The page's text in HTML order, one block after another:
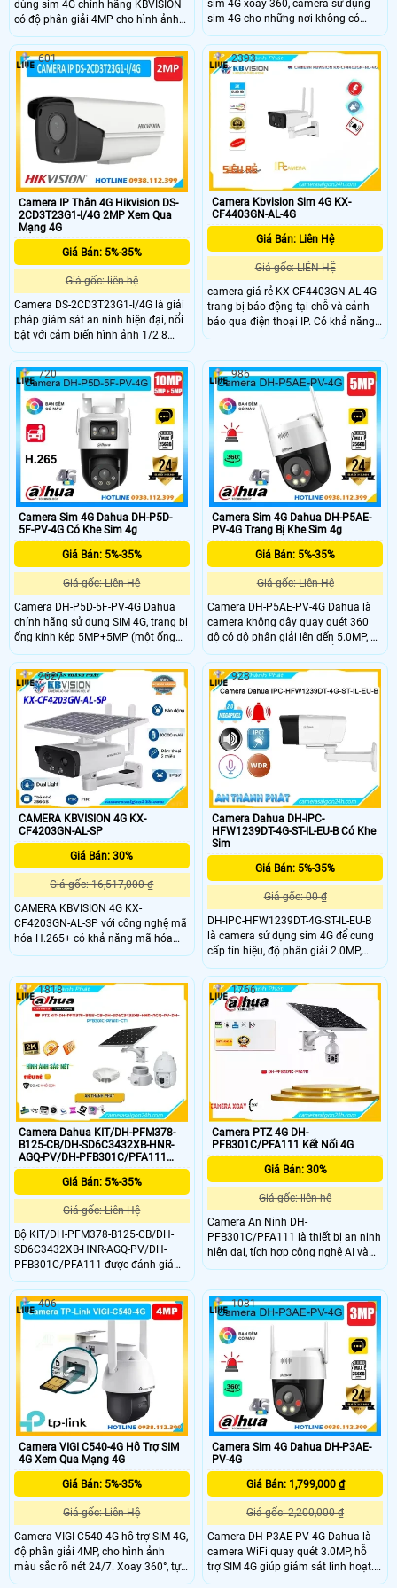
dùng sim 4G chính hãng KBVISION
có độ phân giải 4MP cho hình ảnh
sắc nét, tích hợp mic và loa hỗ trợ
đàm thoại hai chiều. Camera trang
bị hồng ngoại ban đêm 50m, công
nghệ full color 30m hỗ trợ còi hú,
đèn chớp cảnh báo khi phát hiện
người và phương tiện. Camera có
khe cắm thẻ nhớ lên đến 256GB và
đạt chuẩn chống nước bụi IP67 phù
hợp lắp đặt ngoài trời.
sim 4G xoay 360, camera sử dụng
sim 4G cho những nơi không có
mạng wifi , Fullcolor , Tích hợp đèn
trợ sáng cho hình ảnh ban đêm có
màu cực đẹp, phân giải 2.0
Megapixel, H265 , quay quét 360 Độ
ngoài trời, Công trình xây dựng,
trang trại, thích hợp ao hồ , trạm ở
biển, rẫy, . .
Camera IP Thân 4G Hikvision DS-
2CD3T23G1-I/4G 2MP Xem Qua
Mạng 4G
Giá Bán: 5%-35%
Giá gốc: liên hệ
Camera DS-2CD3T23G1-I/4G là giải
pháp giám sát an ninh hiện đại, nổi
bật với cảm biến hình ảnh 1/2.8
Progressive Scan CMOS và độ phân
giải 2 MP. Camera hỗ trợ kết nối
không dây 4G sử dụng SIM 4G
mang đến sự linh hoạt trong truyền
tải dữ liệu mà không cần phụ thuộc
vào mạng cáp truyền thống.
601
Camera Kbvision Sim 4G KX-
CF4403GN-AL-4G
Giá Bán: Liên Hệ
Giá gốc: LIÊN HỆ
camera giá rẻ KX-CF4403GN-AL-4G
trang bị báo động tại chỗ và cảnh
báo qua điện thoại IP. Có khả năng
giám sát ban đêm với ánh sáng kép
nét. Phù hợp cho công trình, kho
hàng, nhà xưởng với chất lượng Full
Color 30m. Hiệu quả trong việc
chống trộm, tích hợp công nghệ IP,
phù hợp cho hệ thống lớn
2393
Camera Sim 4G Dahua DH-P5D-
5F-PV-4G Có Khe Sim 4g
Giá Bán: 5%-35%
Giá gốc: Liên Hệ
Camera DH-P5D-5F-PV-4G Dahua
chính hãng sử dụng SIM 4G, trang bị
ống kính kép 5MP+5MP (một ống
kính cố định và một ống kính quay
xoay 360°) cho góc nhìn toàn diện.
Hỗ trợ phát hiện người, xe, báo động
bằng đèn và còi hú, cùng tính năng
đàm thoại hai chiều. Camera có giá
rẻ nhưng vẫn đảm bảo chất lượng
phù hợp giám sát an ninh hiệu quả.
720
Camera Sim 4G Dahua DH-P5AE-
PV-4G Trang Bị Khe Sim 4g
Giá Bán: 5%-35%
Giá gốc: Liên Hệ
Camera DH-P5AE-PV-4G Dahua là
camera không dây quay quét 360
độ có độ phân giải lên đến 5.0MP, sử
dụng SIM 4G, cho kết nối ổn định
mọi nơi. Hỗ trợ hồng ngoại 30m,
LED 30m, đàm thoại hai chiều, còi
hú và đèn chớp báo động. Với khe
cắm thẻ nhớ 256GB, chuẩn IP66
chống nước, đây là lựa chọn giá rẻ
nhưng chất lượng cho lắp đặt ngoài
trời.
986
CAMERA KBVISION 4G KX-
CF4203GN-AL-SP
Giá Bán: 30%
Giá gốc: 16,517,000 ₫
CAMERA KBVISION 4G KX-
CF4203GN-AL-SP với công nghệ mã
hóa H.265+ có khả năng mã hóa
video hiệu quả, giúp tiết kiệm băng
CAMERA KBVISION 4G KX-
CF4203GN-AL-SP này sử dụng công
nghệ starlight mới nhất và hiển thị
màu sắc hình ảnh tốt hơn trong
điều kiện thiếu sáng
2627
Camera Dahua DH-IPC-
HFW1239DT-4G-ST-IL-EU-B Có Khe
Sim
Giá Bán: 5%-35%
Giá gốc: 00 ₫
DH-IPC-HFW1239DT-4G-ST-IL-EU-B
là camera sử dụng sim 4G để cung
cấp tín hiệu, độ phân giải 2.0MP,
nhìn ban đêm có màu ban đêm với
khoảng cách 30m nhìn hồng ngoại
30m, thiết kế thân chắc chắn, chống
nước IP 67, sẽ phù hợp lắp đặt tại
các môi trường không có môi
trường đi dây mạng trực tiếp
928
Camera Dahua KIT/DH-PFM378-
B125-CB/DH-SD6C3432XB-HNR-
AGQ-PV/DH-PFB301C/PFA111
4.0MP 4F
Giá Bán: 5%-35%
Giá gốc: Liên Hệ
Bộ KIT/DH-PFM378-B125-CB/DH-
SD6C3432XB-HNR-AGQ-PV/DH-
PFB301C/PFA111 được đánh giá
cao với độ phân giải 4.0Mp cho ra
hình ảnh 2k+ siêu nét, khả năng
zôm quan học lên đến 32x, nhìn ban
đêm bằng hồng ngoại lên đến
1818
Camera PTZ 4G DH-
PFB301C/PFA111 Kết Nối 4G
Giá Bán: 30%
Giá gốc: liên hệ
Camera An Ninh DH-
PFB301C/PFA111 là thiết bị an ninh
hiện đại, tích hợp công nghệ AI và
hồng ngoại Smart IR. Với công nghệ
hơn trong điều kiện ánh ngược chiều
ánh sáng. Đồng thời, việc lưu trữ
cũng được cải tiến với công nghệ
H.265+/H
1766
Camera VIGI C540-4G Hỗ Trợ SIM
4G Xem Qua Mạng 4G
Giá Bán: 5%-35%
Giá gốc: Liên Hệ
Camera VIGI C540-4G hỗ trợ SIM 4G,
độ phân giải 4MP, cho hình ảnh
màu sắc rõ nét 24/7. Xoay 360°, tự
động theo dõi đối tượng, tích hợp AI
406
Camera Sim 4G Dahua DH-P3AE-
PV-4G
Giá Bán: 1,799,000 ₫
Giá gốc: 2,200,000 ₫
Camera DH-P3AE-PV-4G Dahua là
camera WiFi quay quét 3.0MP, hỗ
trợ SIM 4G giúp giám sát linh hoạt.
Camera có hồng ngoại và LED tầm
1081